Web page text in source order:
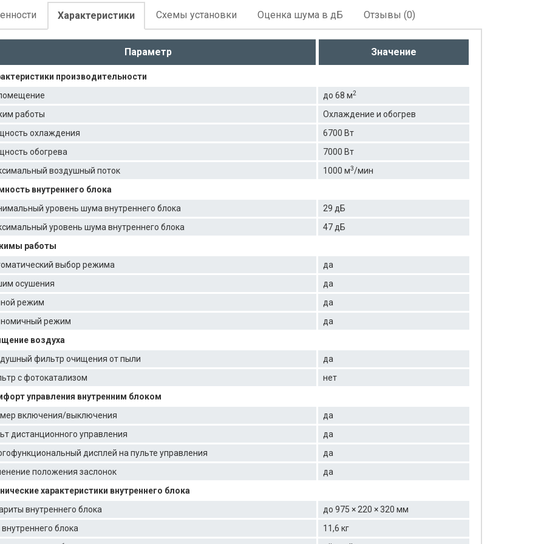
Характеристики Схемы установки Оценка шума в дБ Отзывы (0)
Параметр Значение
производительности
до 68 м2
работы
Охлаждение и обогрев
охлаждения
6700 Вт
обогрева
7000 Вт
воздушный поток
1000 м3/мин
внутреннего блока
уровень шума внутреннего блока
29 дБ
уровень шума внутреннего блока
47 дБ
работы
выбор режима
да
осушения
да
режим
да
режим
да
воздуха
фильтр очищения от пыли
да
с фотокатализом
нет
управления внутренним блоком
включения/выключения
да
дистанционного управления
да
дисплей на пульте управления
да
положения заслонок
да
характеристики внутреннего блока
внутреннего блока
до 975 × 220 × 320 мм
блока
11,6 кг